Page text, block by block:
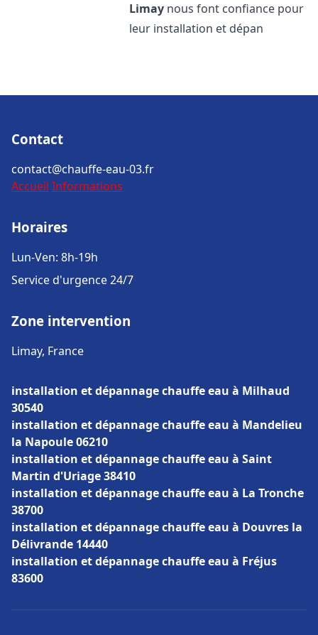
Limay nous font confiance pour
leur installation et dépan
Contact
contact@chauffe-eau-03.fr
Accueil Informations
Horaires
Lun-Ven: 8h-19h
Service d'urgence 24/7
Zone intervention
Limay, France
installation et dépannage chauffe eau à Milhaud
30540
installation et dépannage chauffe eau à Mandelieu
la Napoule 06210
installation et dépannage chauffe eau à Saint
Martin d'Uriage 38410
installation et dépannage chauffe eau à La Tronche
38700
installation et dépannage chauffe eau à Douvres la
Délivrande 14440
installation et dépannage chauffe eau à Fréjus
83600